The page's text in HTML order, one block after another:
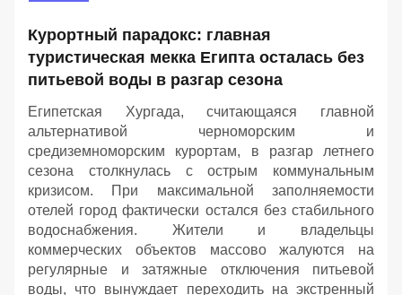
Курортный парадокс: главная
туристическая мекка Египта осталась без
питьевой воды в разгар сезона
Египетская Хургада, считающаяся главной
альтернативой черноморским и
средиземноморским курортам, в разгар летнего
сезона столкнулась с острым коммунальным
кризисом. При максимальной заполняемости
отелей город фактически остался без стабильного
водоснабжения. Жители и владельцы
коммерческих объектов массово жалуются на
регулярные и затяжные отключения питьевой
воды, что вынуждает переходить на экстренный